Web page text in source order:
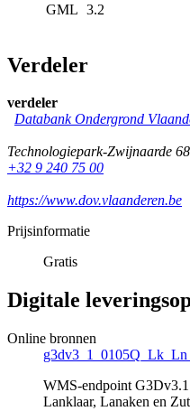
GML 3.2
Verdeler
verdeler
Databank Ondergrond
Technologiepark-Zwijnaarde 68
+32 9 240 75 00
https://www.dov.vlaanderen.be
Prijsinformatie
Gratis
Digitale
Online bronnen
WMS-endpoint
Lanklaar, Lanaken en